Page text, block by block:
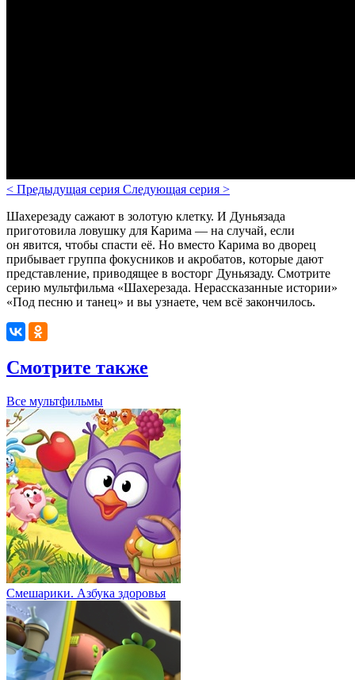
< Предыдущая серия Следующая серия >
Шахерезаду сажают в золотую клетку. И Дуньязада
приготовила ловушку для Карима — на случай, если
он явится, чтобы спасти её. Но вместо Карима во дворец
прибывает группа фокусников и акробатов, которые дают
представление, приводящее в восторг Дуньязаду. Смотрите
серию мультфильма «Шахерезада. Нерассказанные истории»
«Под песню и танец» и вы узнаете, чем всё закончилось.
Смотрите также
Все мультфильмы
Смешарики. Азбука здоровья